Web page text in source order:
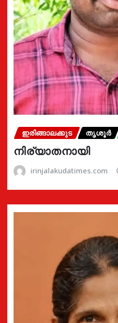
ഇരിങ്ങാലക്കുട തൃശൂർ
നിര്യാതനായി
irinjalakudatimes.com